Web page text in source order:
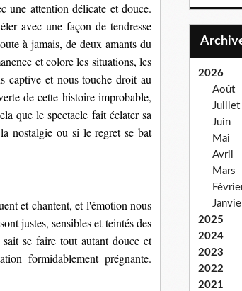
une attention délicate et douce.
avec une façon de tendresse
à jamais, de deux amants du
et colore les situations, les
captive et nous touche droit au
de cette histoire improbable,
que le spectacle fait éclater sa
nostalgie ou si le regret se bat
et chantent, et l'émotion nous
justes, sensibles et teintés des
se faire tout autant douce et
formidablement prégnante.
2026
Août
Juillet
Juin
Mai
Avril
Mars
2025
2024
2023
2022
2021